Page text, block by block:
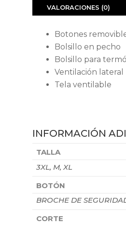
VALORACIONES (0)
Botones
Bolsillo en pecho
Bolsillo para
Ventilación lateral
Tela ventilable
INFORMACIÓN
TALLA
3XL, M, XL
BOTÓN
BROCHE DE
CORTE